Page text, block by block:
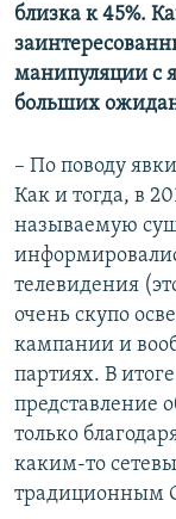
близка к 45%.
манипуляции с
больших
– По поводу
Как и тогда, в
называемую
телевидения
очень скупо
кампании и
партиях. В
представление
только
каким-то
традиционным